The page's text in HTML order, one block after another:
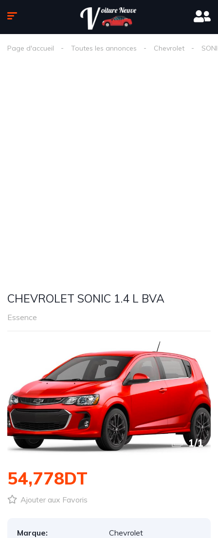
Page d'accueil Toutes les annonces Chevrolet
CHEVROLET SONIC 1.4 L BVA
Essence
1/1
54,778DT
Ajouter aux Favoris
Marque:
Chevrolet